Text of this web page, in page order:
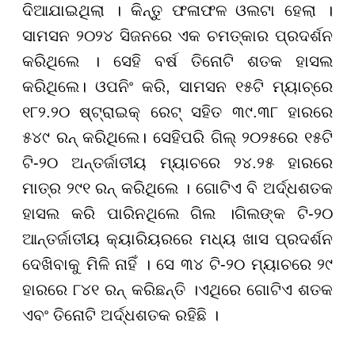
ଦିଆଯାଇଥିଲା । କିନ୍ତୁ ଫଳାଫଳ ଓଲଟା ହେଲା ।
ସାମସନ ୨୦୨୪ ସିଜନରେ ଏକ ଚମତ୍କାର ପ୍ରଦର୍ଶନ
କରିଥିଲେ । ସେହି ବର୍ଷ ତିନୋଟି ଶତକ ହାସଲ
କରିଥିଲେ। ଓପନିଂ କରି, ସାମସନ ୧୫ଟି ମ୍ୟାଚ୍ରେ
୧୮୨.୨୦ ଷ୍ଟ୍ରାଇକ୍ ରେଟ୍ ସହିତ ୩୯.୩୮ ହାରରେ
୫୪୯ ରନ୍ କରିଥିଲେ। ସେହିପରି ଗିଲ୍ ୨୦୨୫ରେ ୧୫ଟି
ଟି-୨୦ ଅନ୍ତର୍ଜାତୀୟ ମ୍ୟାଚରେ ୨୪.୨୫ ହାରରେ
ମାତ୍ର ୨୯୧ ରନ୍ କରିଥିଲେ । ଗୋଟିଏ ବି ଅର୍ଦ୍ଧଶତକ
ହାସଲ କରି ପାରିନଥିଲେ ଗିଲ ।ଗିଲଙ୍କ ଟି-୨୦
ଆନ୍ତର୍ଜାତୀୟ କ୍ୟାରିୟରରେ ମଧ୍ୟ ଖାସ ପ୍ରଦର୍ଶନ
ଦେଖିବାକୁ ମିଳି ନାହିଁ । ସେ ୩୪ ଟି-୨୦ ମ୍ୟାଚରେ ୨୯
ହାରରେ ୮୪୧ ରନ୍ କରିଛନ୍ତି ।ଏଥିରେ ଗୋଟିଏ ଶତକ
ଏବଂ ତିନୋଟି ଅର୍ଦ୍ଧଶତକ ରହିଛି ।